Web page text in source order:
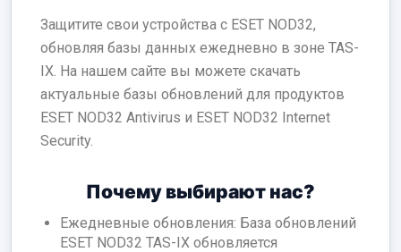
Защитите свои устройства с ESET NOD32,
обновляя базы данных ежедневно в зоне TAS-
IX. На нашем сайте вы можете скачать
актуальные базы обновлений для продуктов
ESET NOD32 Antivirus и ESET NOD32 Internet
Security.
Почему выбирают нас?
Ежедневные обновления: База обновлений
ESET NOD32 TAS-IX обновляется